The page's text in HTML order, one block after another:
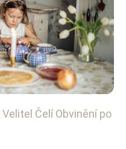
po
Čelí Obvinění po